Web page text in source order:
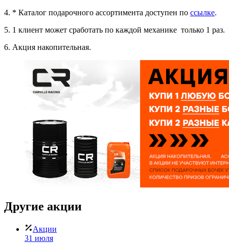
4. * Каталог подарочного ассортимента доступен по ссылке.
5. 1 клиент может сработать по каждой механике только 1 раз.
6. Акция накопительная.
Другие акции
Акции
31 июля